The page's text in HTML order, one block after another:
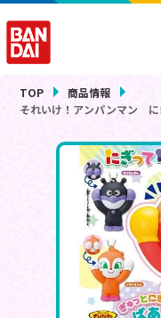
TOP
商品情報
それいけ！アンパンマン に